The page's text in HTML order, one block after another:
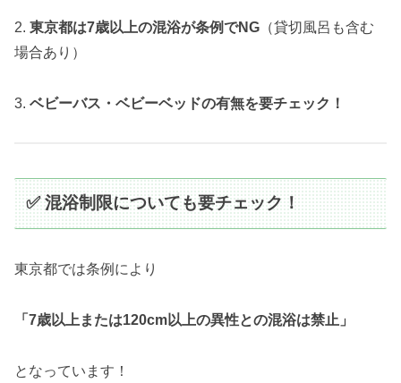
2. 東京都は7歳以上の混浴が条例でNG （貸切風呂も含む
場合あり）
3. ベビーバス・ベビーベッドの有無を要チェック！
✅ 混浴制限についても要チェック！
東京都では条例により
「7歳以上または120cm以上の異性との混浴は禁止」
となっています！